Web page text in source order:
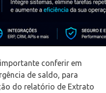
conferir em
de saldo, para
do relatório de Extrato